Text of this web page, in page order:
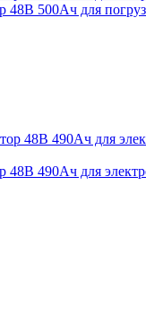
48В 500Ач для
48В 490Ач для